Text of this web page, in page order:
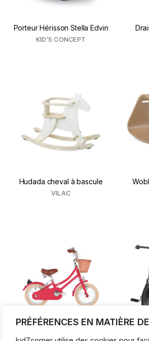
PRÉFÉRENCES EN MATIÈRE
Porteur Hérisson Stella Edvin
KID'S CONCEPT
Hudada cheval à bascule
VILAC